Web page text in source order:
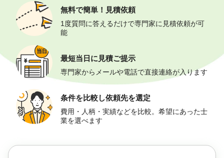
に強い専門家に、ご希望に合わせて依頼費用の一括見積が可能。
比較することで料金を安く 抑えられます。
無料で簡単！ 見積依頼
1度質問に答えるだけで専門家に見積依頼が可
能
最短当日に 見積ご提示
専門家からメールや電話で直接連絡が入ります
条件を比較し依頼先を選定
費用・人柄・実績などを比較。希望にあった士
業を選べます